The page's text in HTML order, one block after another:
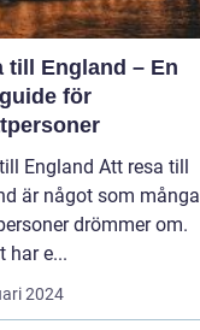
till England – En
för
Att resa till
är något som många
drömmer om.
har e...
2024